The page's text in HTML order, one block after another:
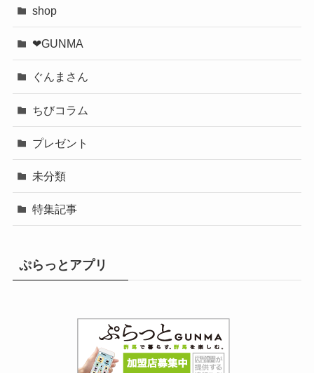
shop
❤︎GUNMA
ぐんまさん
ちびコラム
プレゼント
未分類
特集記事
ぷらっとアプリ